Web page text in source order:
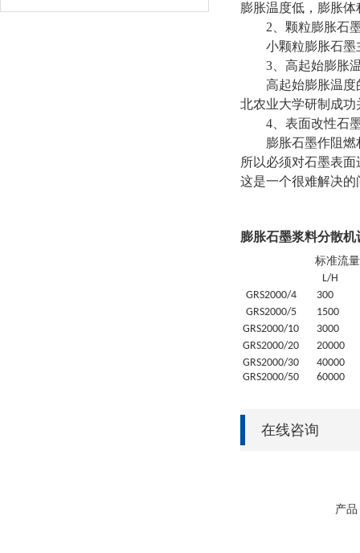
膨胀温度低，膨胀
2、颗粒膨胀石
小颗粒膨胀石墨
3、高起始膨胀
高起始膨胀温度
北农业大学研制成
4、表面改性石
膨胀石墨作阻
所以必须对石墨表
这是一个很难解决
膨胀石墨浆料分散
标准流量
L/H
GRS2000/4 300
GRS2000/5
1500
GRS2000/10
3000
GRS2000/20 20000
GRS2000/30 40000
GRS2000/50 60000
在线咨询
产品